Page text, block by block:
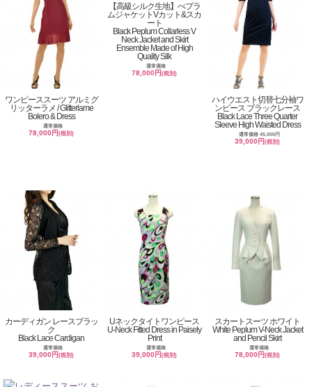
ワンピーススーツ アルミグ
リッターラメ / Glitterlame
Bolero & Dress
通常価格
78,000円(税別)
【高級シルク生地】ぺプラ
ムジャケットVカット&スカ
ート
Black Peplum Collarless V
Neck Jacket and Skirt
Ensemble Made of High
Quality Silk
通常価格
78,000円(税別)
ハイウエスト切替七分袖ワ
ンピース ブラックレース
Black Lace Three Quarter
Sleeve High Waisted Dress
通常価格 45,000円
39,000円(税別)
カーディガン レースブラッ
ク
Black Lace Cardigan
通常価格
39,000円(税別)
Uネックタイトワンピース
U-Neck Fitted Dress in Paisely
Print
通常価格
39,000円(税別)
スカートスーツ ホワイト
White Peplum V-Neck Jacket
and Pencil Skirt
通常価格
78,000円(税別)